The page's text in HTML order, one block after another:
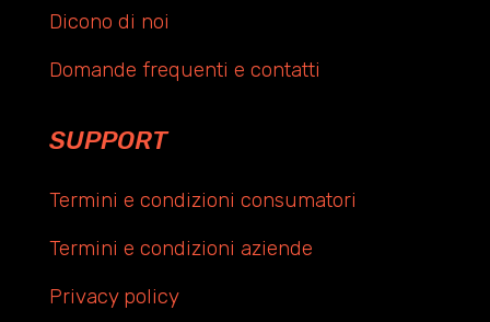
Dicono di noi
Domande frequenti e contatti
SUPPORT
Termini e condizioni consumatori
Termini e condizioni aziende
Privacy policy